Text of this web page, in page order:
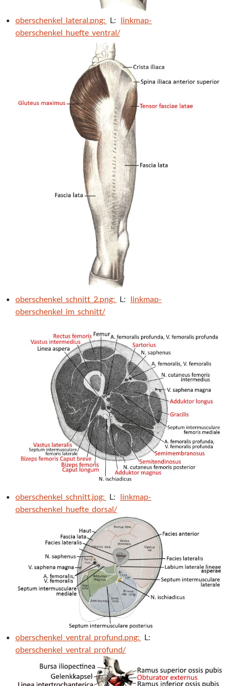
oberschenkel_lateral.png: L: linkmap-
oberschenkel_huefte_ventral/
oberschenkel_schnitt_2.png: L: linkmap-
oberschenkel_im_schnitt/
oberschenkel_schnitt.jpg: L: linkmap-
oberschenkel_huefte_dorsal/
oberschenkel_ventral_profund.png: L:
oberschenkel_ventral_profund/